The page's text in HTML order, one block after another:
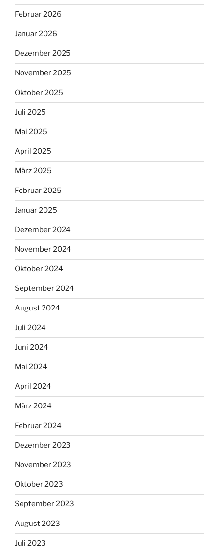
Februar 2026
Januar 2026
Dezember 2025
November 2025
Oktober 2025
Juli 2025
Mai 2025
April 2025
März 2025
Februar 2025
Januar 2025
Dezember 2024
November 2024
Oktober 2024
September 2024
August 2024
Juli 2024
Juni 2024
Mai 2024
April 2024
März 2024
Februar 2024
Dezember 2023
November 2023
Oktober 2023
September 2023
August 2023
Juli 2023